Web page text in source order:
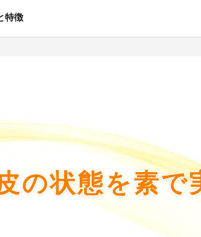
特徴
の状態を素で